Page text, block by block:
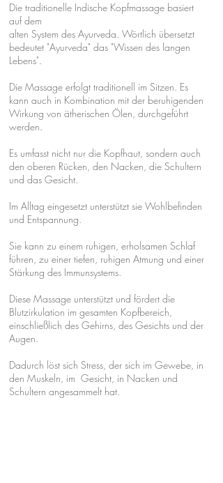
Die traditionelle Indische Kopfmassage basiert
auf dem
alten System des Ayurveda. Wörtlich übersetzt
bedeutet "Ayurveda" das "Wissen des langen
Lebens".
Die Massage erfolgt traditionell im Sitzen. Es
kann auch in Kombination mit der beruhigenden
Wirkung von ätherischen Ölen, durchgeführt
werden.
Es umfasst nicht nur die Kopfhaut, sondern auch
den oberen Rücken, den Nacken, die Schultern
und das Gesicht.
Im Alltag eingesetzt unterstützt sie Wohlbefinden
und Entspannung.
Sie kann zu einem ruhigen, erholsamen Schlaf
führen, zu einer tiefen, ruhigen Atmung und einer
Stärkung des Immunsystems.
Diese Massage unterstützt und fördert die
Blutzirkulation im gesamten Kopfbereich,
einschließlich des Gehirns, des Gesichts und der
Augen.
Dadurch löst sich Stress, der sich im Gewebe, in
den Muskeln, im Gesicht, in Nacken und
Schultern angesammelt hat.